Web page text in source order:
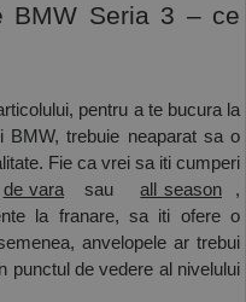
BMW Seria 3 – ce
pentru a te bucura la
BMW, trebuie neaparat sa o
Fie ca vrei sa iti cumperi
de vara sau all season
,
la franare, sa iti ofere o
anvelopele ar trebui
punctul de vedere al nivelului